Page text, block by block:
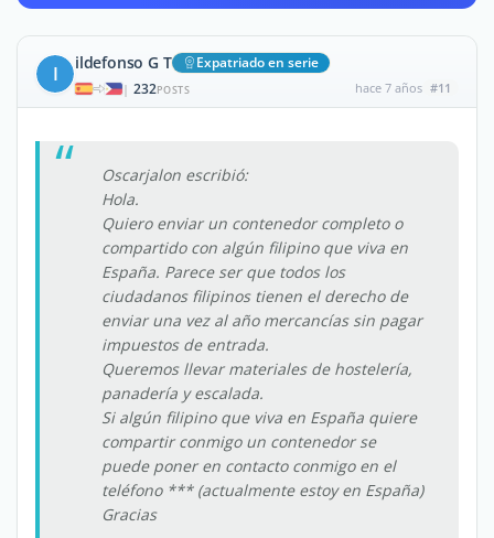
I ildefonso G T Expatriado en serie
| 232POSTS hace 7 años #11
Oscarjalon escribió:
Hola.
Quiero enviar un contenedor completo o
compartido con algún filipino que viva en
España. Parece ser que todos los
ciudadanos filipinos tienen el derecho de
enviar una vez al año mercancías sin pagar
impuestos de entrada.
Queremos llevar materiales de hostelería,
panadería y escalada.
Si algún filipino que viva en España quiere
compartir conmigo un contenedor se
puede poner en contacto conmigo en el
teléfono *** (actualmente estoy en España)
Gracias